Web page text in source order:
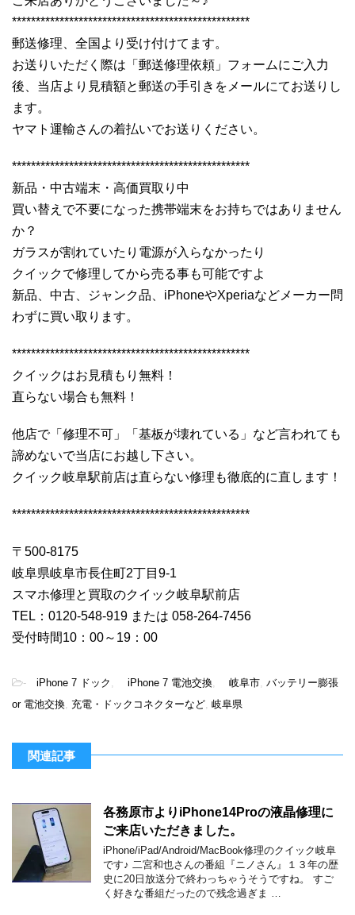
**************************************************
郵送修理、全国より受け付けてます。
お送りいただく際は「郵送修理依頼」フォームにご入力
後、当店より見積額と郵送の手引きをメールにてお送りし
ます。
ヤマト運輸さんの着払いでお送りください。
**************************************************
新品・中古端末・高価買取り中
買い替えで不要になった携帯端末をお持ちではありません
か？
ガラスが割れていたり電源が入らなかったり
クイックで修理してから売る事も可能ですよ
新品、中古、ジャンク品、iPhoneやXperiaなどメーカー問
わずに買い取ります。
**************************************************
クイックはお見積もり無料！
直らない場合も無料！
他店で「修理不可」「基板が壊れている」など言われても
諦めないで当店にお越し下さい。
クイック岐阜駅前店は直らない修理も徹底的に直します！
**************************************************
〒500-8175
岐阜県岐阜市長住町2丁目9-1
スマホ修理と買取のクイック岐阜駅前店
TEL：0120-548-919 または 058-264-7456
受付時間10：00～19：00
- iPhone 7 ドック iPhone 7 電池交換 岐阜市 バッテリー膨張
or 電池交換 充電・ドックコネクターなど 岐阜県
関連記事
各務原市よりiPhone14Proの液晶修理に
ご来店いただきました。
iPhone/iPad/Android/MacBook修理のクイック岐阜
です♪ 二宮和也さんの番組『ニノさん』１３年の歴
史に20日放送分で終わっちゃうそうですね。 すご
く好きな番組だったので残念過ぎま …